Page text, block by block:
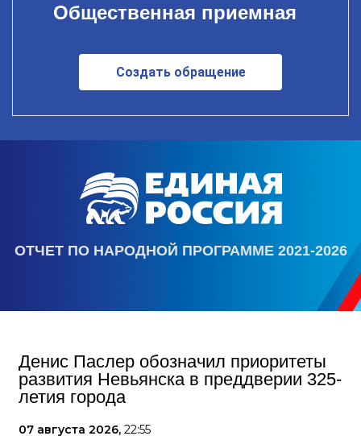
Общественная приемная
Создать обращение
ОТЧЕТ ПО НАРОДНОЙ ПРОГРАММЕ 2021-2026
Денис Паслер обозначил приоритеты
развития Невьянска в преддверии 325-
летия города
07 августа 2026, 22:55